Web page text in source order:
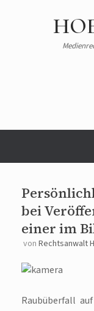
bei
einer im
von Rechtsanwalt
Raubüberfall